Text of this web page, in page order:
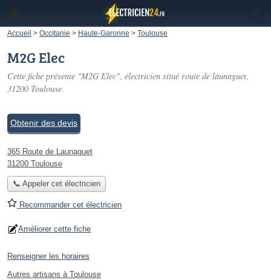
Accueil > Occitanie > Haute-Garonne > Toulouse
M2G Elec
Cette fiche présente "M2G Elec", électricien situé route de launaguet,
31200 Toulouse.
Obtenir des devis
365 Route de Launaguet
31200 Toulouse
📞 Appeler cet électricien
Recommander cet électricien
Améliorer cette fiche
Renseigner les horaires
Autres artisans à Toulouse